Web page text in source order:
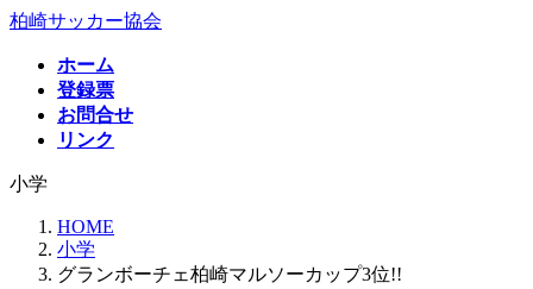
コ
ス
キ
ナ
ン
に
柏崎サッカー協会
ホーム
登録票
お問合せ
リンク
小学
HOME
小学
グランボーチェ柏崎マルソーカップ3位!!